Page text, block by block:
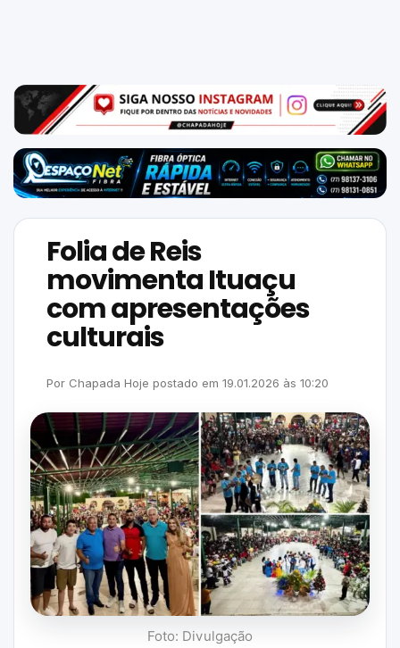
NAS
NOSSAS
REDES
Folia de Reis
movimenta Ituaçu
com apresentações
culturais
Por Chapada Hoje postado em 19.01.2026 às 10:20
Foto: Divulgação